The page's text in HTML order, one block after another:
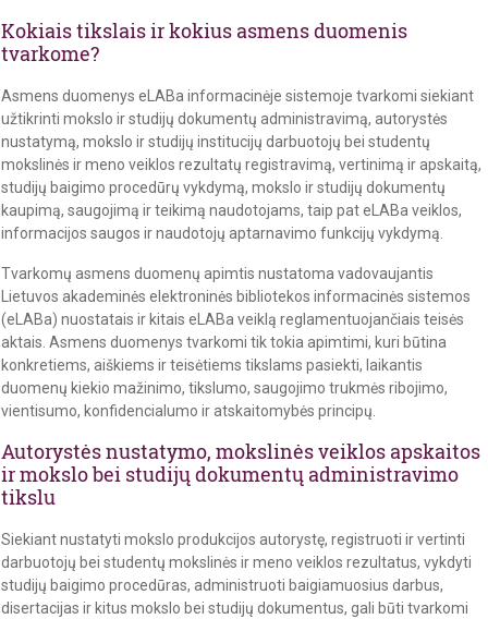
Kokiais tikslais ir kokius asmens duomenis
tvarkome?
Asmens duomenys eLABa informacinėje sistemoje tvarkomi siekiant
užtikrinti mokslo ir studijų dokumentų administravimą, autorystės
nustatymą, mokslo ir studijų institucijų darbuotojų bei studentų
mokslinės ir meno veiklos rezultatų registravimą, vertinimą ir apskaitą,
studijų baigimo procedūrų vykdymą, mokslo ir studijų dokumentų
kaupimą, saugojimą ir teikimą naudotojams, taip pat eLABa veiklos,
informacijos saugos ir naudotojų aptarnavimo funkcijų vykdymą.
Tvarkomų asmens duomenų apimtis nustatoma vadovaujantis
Lietuvos akademinės elektroninės bibliotekos informacinės sistemos
(eLABa) nuostatais ir kitais eLABa veiklą reglamentuojančiais teisės
aktais. Asmens duomenys tvarkomi tik tokia apimtimi, kuri būtina
konkretiems, aiškiems ir teisėtiems tikslams pasiekti, laikantis
duomenų kiekio mažinimo, tikslumo, saugojimo trukmės ribojimo,
vientisumo, konfidencialumo ir atskaitomybės principų.
Autorystės nustatymo, mokslinės veiklos apskaitos
ir mokslo bei studijų dokumentų administravimo
tikslu
Siekiant nustatyti mokslo produkcijos autorystę, registruoti ir vertinti
darbuotojų bei studentų mokslinės ir meno veiklos rezultatus, vykdyti
studijų baigimo procedūras, administruoti baigiamuosius darbus,
disertacijas ir kitus mokslo bei studijų dokumentus, gali būti tvarkomi